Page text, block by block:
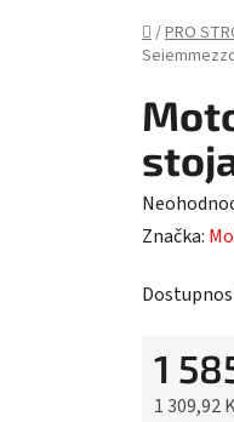
Domů
/PRO
Průměrné
hodnocení
je
Značka:
1
1 309,92